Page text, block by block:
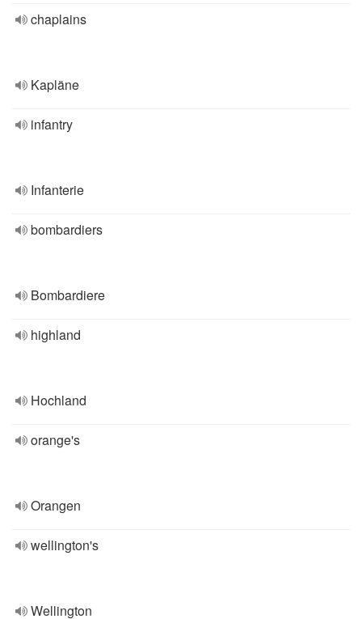
chaplains
Kapläne
infantry
Infanterie
bombardiers
Bombardiere
highland
Hochland
orange's
Orangen
wellington's
Wellington